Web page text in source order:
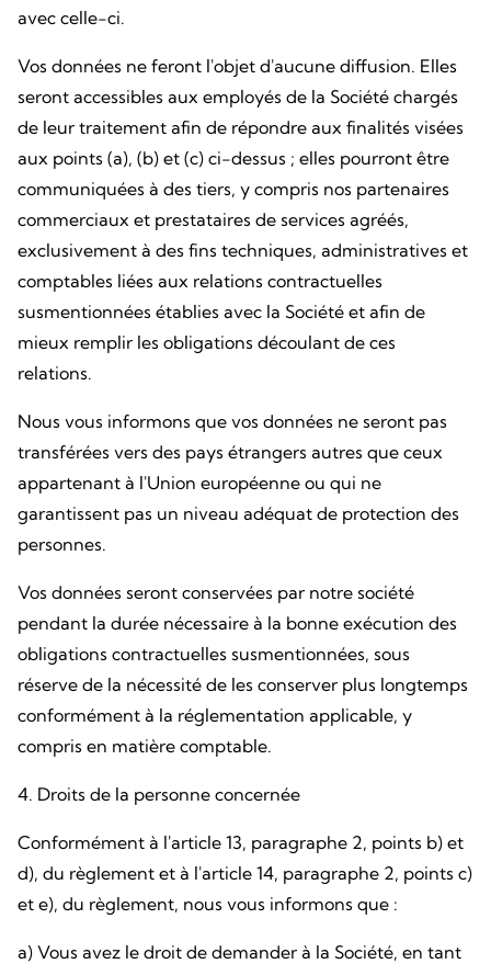
avec celle-ci.
Vos données ne feront l'objet d'aucune diffusion. Elles
seront accessibles aux employés de la Société chargés
de leur traitement afin de répondre aux finalités visées
aux points (a), (b) et (c) ci-dessus ; elles pourront être
communiquées à des tiers, y compris nos partenaires
commerciaux et prestataires de services agréés,
exclusivement à des fins techniques, administratives et
comptables liées aux relations contractuelles
susmentionnées établies avec la Société et afin de
mieux remplir les obligations découlant de ces
relations.
Nous vous informons que vos données ne seront pas
transférées vers des pays étrangers autres que ceux
appartenant à l'Union européenne ou qui ne
garantissent pas un niveau adéquat de protection des
personnes.
Vos données seront conservées par notre société
pendant la durée nécessaire à la bonne exécution des
obligations contractuelles susmentionnées, sous
réserve de la nécessité de les conserver plus longtemps
conformément à la réglementation applicable, y
compris en matière comptable.
4. Droits de la personne concernée
Conformément à l'article 13, paragraphe 2, points b) et
d), du règlement et à l'article 14, paragraphe 2, points c)
et e), du règlement, nous vous informons que :
a) Vous avez le droit de demander à la Société, en tant